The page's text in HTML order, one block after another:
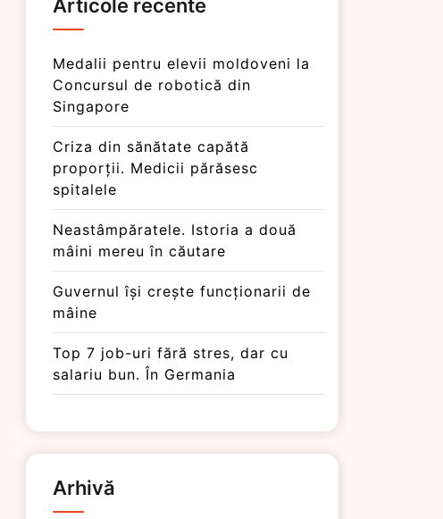
Articole recente
Medalii pentru elevii moldoveni la
Concursul de robotică din
Singapore
Criza din sănătate capătă
proporții. Medicii părăsesc
spitalele
Neastâmpăratele. Istoria a două
mâini mereu în căutare
Guvernul își crește funcționarii de
mâine
Top 7 job-uri fără stres, dar cu
salariu bun. În Germania
Arhivă